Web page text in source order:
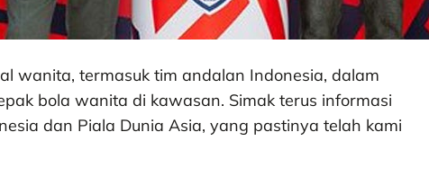
wanita, termasuk tim andalan Indonesia, dalam
bola wanita di kawasan. Simak terus informasi
dan Piala Dunia Asia, yang pastinya telah kami